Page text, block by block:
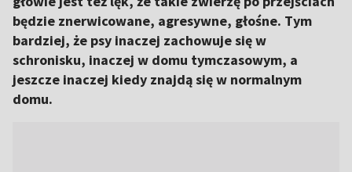
będzie znerwicowane, agresywne, głośne. Tym
bardziej, że psy inaczej zachowuje się w
schronisku, inaczej w domu tymczasowym, a
jeszcze inaczej kiedy znajdą się w normalnym
domu.